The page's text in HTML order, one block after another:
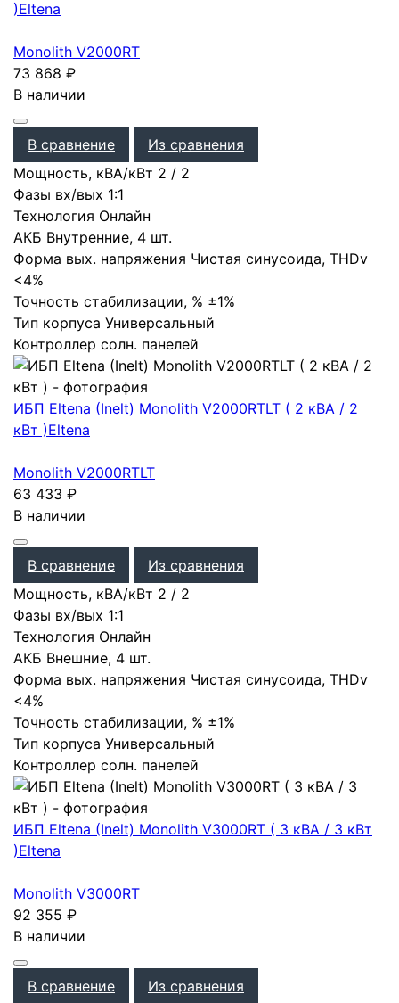
)Eltena
Monolith V2000RT
73 868 ₽
В наличии
В сравнение
Из сравнения
Мощность, кВА/кВт 2 / 2
Фазы вх/вых 1:1
Технология Онлайн
АКБ Внутренние, 4 шт.
Форма вых. напряжения Чистая синусоида, THDv
<4%
Точность стабилизации, % ±1%
Тип корпуса Универсальный
Контроллер солн. панелей
ИБП Eltena (Inelt) Monolith V2000RTLT ( 2 кВА / 2
кВт )Eltena
Monolith V2000RTLT
63 433 ₽
В наличии
В сравнение
Из сравнения
Мощность, кВА/кВт 2 / 2
Фазы вх/вых 1:1
Технология Онлайн
АКБ Внешние, 4 шт.
Форма вых. напряжения Чистая синусоида, THDv
<4%
Точность стабилизации, % ±1%
Тип корпуса Универсальный
Контроллер солн. панелей
ИБП Eltena (Inelt) Monolith V3000RT ( 3 кВА / 3 кВт
)Eltena
Monolith V3000RT
92 355 ₽
В наличии
В сравнение
Из сравнения